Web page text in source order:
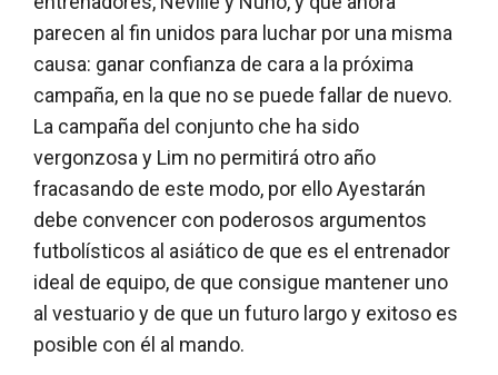
parecen al fin unidos para luchar por una misma
causa: ganar confianza de cara a la próxima
campaña, en la que no se puede fallar de nuevo.
La campaña del conjunto che ha sido
vergonzosa y Lim no permitirá otro año
fracasando de este modo, por ello Ayestarán
debe convencer con poderosos argumentos
futbolísticos al asiático de que es el entrenador
ideal de equipo, de que consigue mantener uno
al vestuario y de que un futuro largo y exitoso es
posible con él al mando.